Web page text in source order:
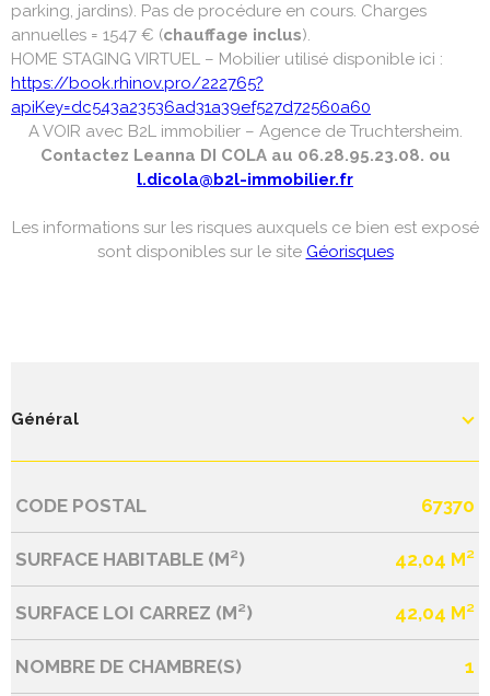
parking, jardins). Pas de procédure en cours. Charges
annuelles = 1547 € (chauffage inclus).
HOME STAGING VIRTUEL – Mobilier utilisé disponible ici :
https://book.rhinov.pro/222765?
apiKey=dc543a23536ad31a39ef527d72560a60
A VOIR avec B2L immobilier – Agence de Truchtersheim.
Contactez Leanna DI COLA au 06.28.95.23.08. ou
l.dicola@b2l-immobilier.fr
Les informations sur les risques auxquels ce bien est exposé
sont disponibles sur le site Géorisques
Général
Caractérisque Valeurs
CODE POSTAL 67370
SURFACE HABITABLE (M²) 42,04 M²
SURFACE LOI CARREZ (M²) 42,04 M²
NOMBRE DE CHAMBRE(S) 1